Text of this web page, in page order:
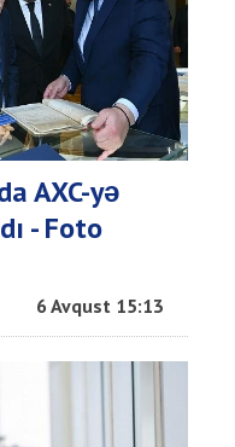
AXC-yə
- Foto
6 Avqust 15:13